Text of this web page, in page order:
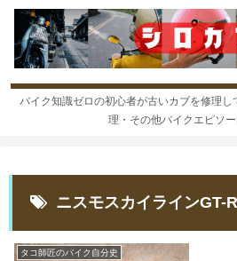
バイク知識ゼロの初心者が古いカブを修理
理・その他バイクエピソー
ニスモスカイラインGT-R
タコ師匠のバイク自分史